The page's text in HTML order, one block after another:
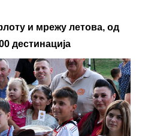
и мрежу летова, од
дестинација